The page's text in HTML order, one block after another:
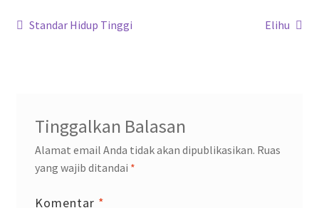
k
p
Navigasi
Previous
Standar Hidup Tinggi
Next
Elihu
Tinggalkan Balasan
Alamat email Anda tidak akan dipublikasikan. Ruas
yang wajib ditandai *
Komentar *